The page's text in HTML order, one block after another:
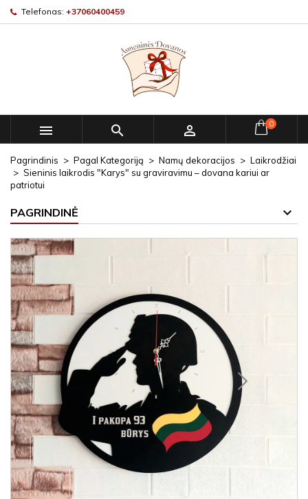
Telefonas: +37060400459
   0
Pagrindinis Pagal Kategoriją Namų dekoracijos
Laikrodžiai
Sieninis laikrodis "Karys" su graviravimu – dovana kariui ar
patriotui
PAGRINDINĖ